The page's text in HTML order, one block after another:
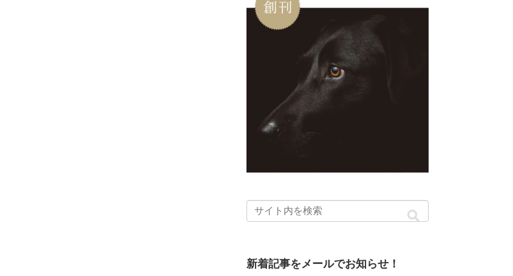
新着記事をメールでお知らせ！